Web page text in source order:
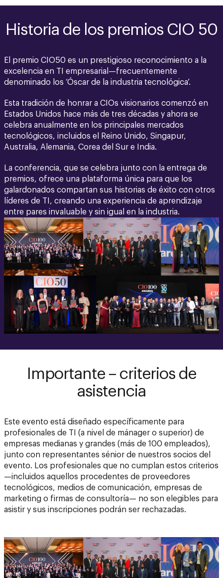
Historia de los premios CIO 50
El premio CIO50 es un prestigioso reconocimiento a la
excelencia en TI empresarial—frecuentemente
denominado los ‘Óscar de la industria tecnológica’.
Esta tradición de honrar a CIOs visionarios comenzó en
Estados Unidos hace más de tres décadas y ahora se
celebra anualmente en los principales mercados
tecnológicos, incluidos el Reino Unido, Singapur,
Australia, Alemania, Corea del Sur e India.
La conferencia, que se celebra junto con la entrega de
premios, ofrece una plataforma única para que los
galardonados compartan sus historias de éxito con otros
líderes de TI, creando una experiencia de aprendizaje
entre pares invaluable y sin igual en la industria.
Importante – criterios de
asistencia
Este evento está diseñado específicamente para
profesionales de TI (a nivel de mánager o superior) de
empresas medianas y grandes (más de 100 empleados),
junto con representantes sénior de nuestros socios del
evento. Los profesionales que no cumplan estos criterios
—incluidos aquellos procedentes de proveedores
tecnológicos, medios de comunicación, empresas de
marketing o firmas de consultoría— no son elegibles para
asistir y sus inscripciones podrán ser rechazadas.